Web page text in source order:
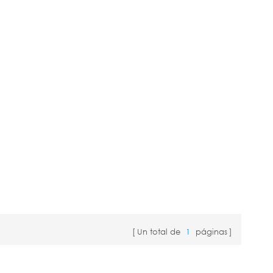
Un total de 1 páginas